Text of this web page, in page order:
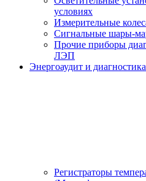
условиях
Измерительные
Сигнальные шары-
Прочие приборы
ЛЭП
Энергоаудит и
Регистраторы